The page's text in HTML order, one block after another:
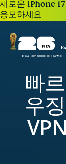
새로운 iPhone
응모하세요
빠
우